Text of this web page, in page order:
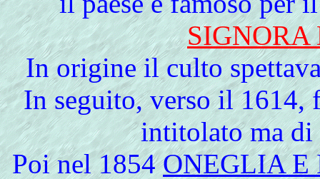
In origine il culto
In seguito, verso il 1614,
intitolato ma di
Poi nel 1854ONEGLIA E